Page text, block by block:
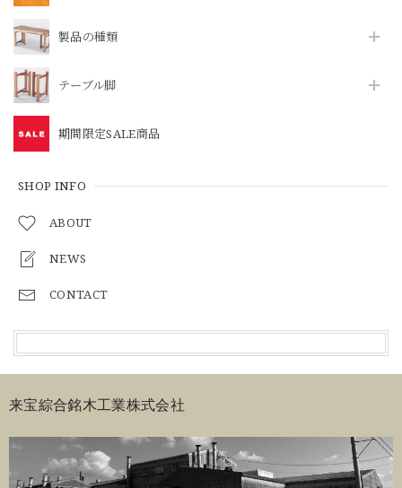
製品の種類
テーブル脚
期間限定SALE商品
SHOP INFO
ABOUT
NEWS
CONTACT
来宝綜合銘木工業株式会社